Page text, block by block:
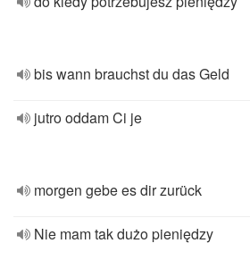
bis wann brauchst du das Geld
jutro oddam Ci je
morgen gebe es dir zurück
Nie mam tak dużo pieniędzy